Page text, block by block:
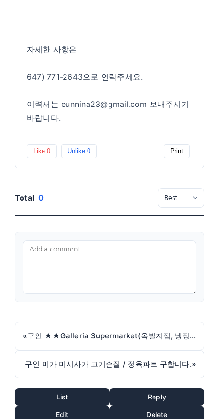
자세한 사항은
647) 771-2643으로 연락주세요.
이력서는 eunnina23@gmail.com 보내주시기
바랍니다.
Like 0 Unlike0 Print
Total 0
« 구인 ★★Galleria Supermarket(옥빌지점, 냉장냉동팀)★★
구인 미가 미시사가 고기손질 / 정육파트 구합니다.»
List Reply
Edit Delete